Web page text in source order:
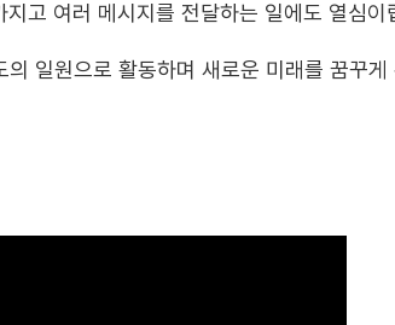
고 여러 메시지를 전달하는 일에도 열심이
일원으로 활동하며 새로운 미래를 꿈꾸게